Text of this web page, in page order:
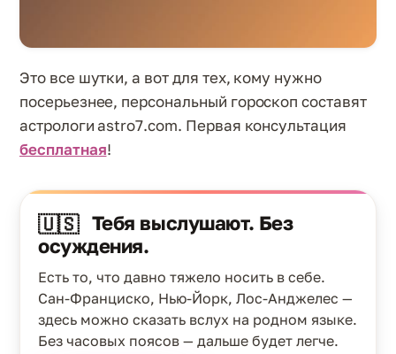
Это все шутки, а вот для тех, кому нужно
посерьезнее, персональный гороскоп составят
астрологи astro7.com. Первая консультация
бесплатная!
🇺🇸 Тебя выслушают. Без
осуждения.
Есть то, что давно тяжело носить в себе.
Сан-Франциско, Нью-Йорк, Лос-Анджелес —
здесь можно сказать вслух на родном языке.
Без часовых поясов — дальше будет легче.